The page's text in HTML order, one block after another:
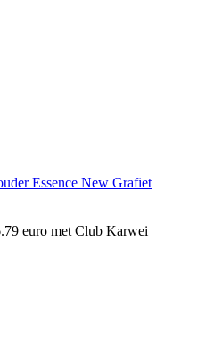
Essence New Grafiet
euro met Club Karwei